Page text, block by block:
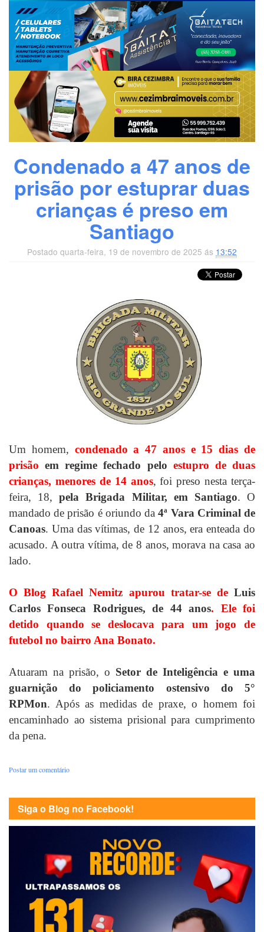
Condenado a 47 anos de
prisão por estuprar duas
crianças é preso em
Santiago
Postado quarta-feira, 19 de novembro de 2025 ás 13:52
Um homem, condenado a 47 anos e 15 dias de
prisão em regime fechado pelo estupro de duas
crianças, menores de 14 anos, foi preso nesta terça-
feira, 18,pela Brigada Militar, em Santiago. O
mandado de prisão é oriundo da4ª Vara Criminal de
Canoas. Uma das vítimas, de 12 anos, era enteada do
acusado. A outra vítima, de 8 anos, morava na casa ao
lado.
O Blog Rafael Nemitz apurou tratar-se de Luis
Carlos Fonseca Rodrigues, de 44 anos. Ele foi
detido quando se deslocava para um jogo de
futebol no bairro Ana Bonato.
Atuaram na prisão, o Setor de Inteligência e uma
guarnição do policiamento ostensivo do 5°
RPMon. Após as medidas de praxe, o homem foi
encaminhado ao sistema prisional para cumprimento
da pena.
Postar um comentário
Siga o Blog no Facebook!